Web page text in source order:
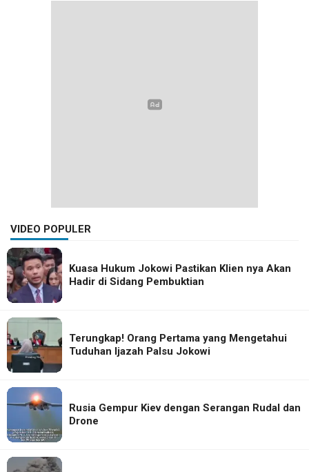
VIDEO POPULER
Kuasa Hukum Jokowi Pastikan Klien nya Akan
Hadir di Sidang Pembuktian
Terungkap! Orang Pertama yang Mengetahui
Tuduhan Ijazah Palsu Jokowi
Rusia Gempur Kiev dengan Serangan Rudal dan
Drone